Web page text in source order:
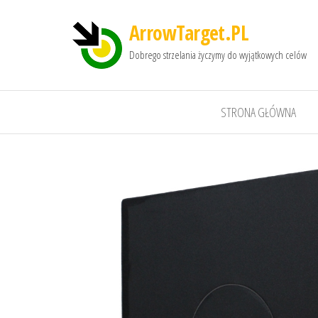
ArrowTarget.PL
Dobrego strzelania życzymy do wyjątkowych celów
STRONA GŁÓWNA